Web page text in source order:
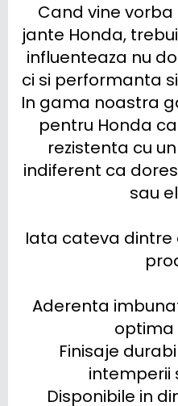
Cand vine
jante Honda,
influenteaza nu
ci si performanta
In gama noastra
pentru Honda
rezistenta cu
indiferent ca
sau
Iata cateva
Aderenta
optima
Finisaje
intemperii
Disponibile in